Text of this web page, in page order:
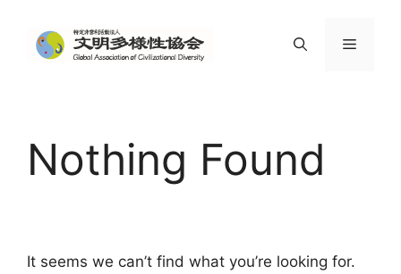
content
Menu
Nothing Found
It seems we can’t find what you’re looking for.